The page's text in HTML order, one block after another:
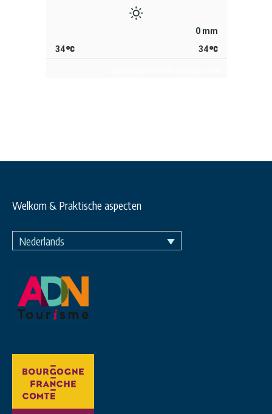
0 mm
34
34
Welkom & Praktische aspecten
Nederlands